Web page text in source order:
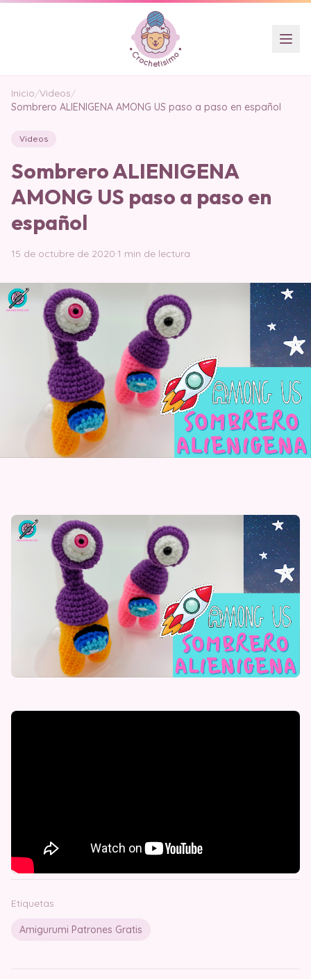
Inicio/Videos/
Sombrero ALIENIGENA AMONG US paso a paso en español
Videos
Sombrero ALIENIGENA
AMONG US paso a paso en
español
15 de octubre de 2020·1 min de lectura
Etiquetas
Amigurumi Patrones Gratis